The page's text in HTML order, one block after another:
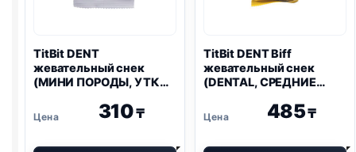
TitBit DENT
жевательный снек
(МИНИ ПОРОДЫ, УТКА)
310₸
TitBit DENT Biff
жевательный снек
(DENTAL, СРЕДНИЕ
77г
485₸